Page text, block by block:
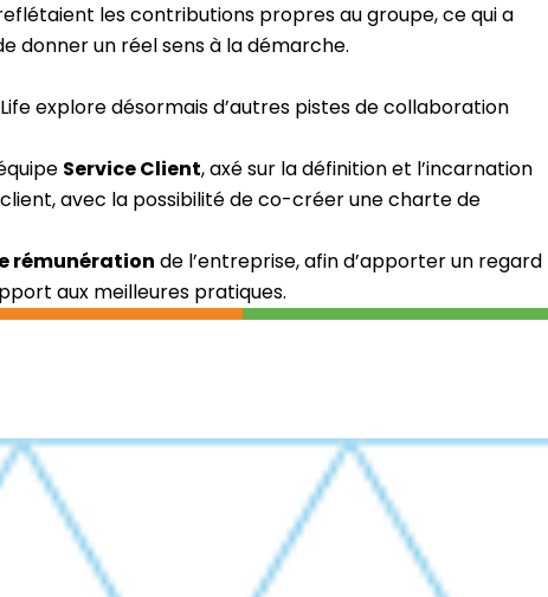
les contributions propres au groupe, ce qui a
donner un réel sens à la démarche.
explore désormais d’autres pistes de collaboration
Service Client, axé sur la définition et l’incarnation
avec la possibilité de co-créer une charte de
rémunération de l’entreprise, afin d’apporter un regard
aux meilleures pratiques.